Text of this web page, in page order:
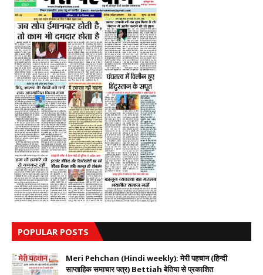
POPULAR POSTS
Meri Pehchan (Hindi weekly): मेरी पहचान (हिन्दी
साप्ताहिक समाचार पत्र) Bettiah बेतिया से प्रकाशित